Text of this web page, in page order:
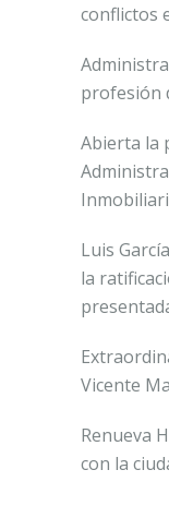
conflictos
profesión
Abierta la
Luis
la
Vicente
Renueva
con la